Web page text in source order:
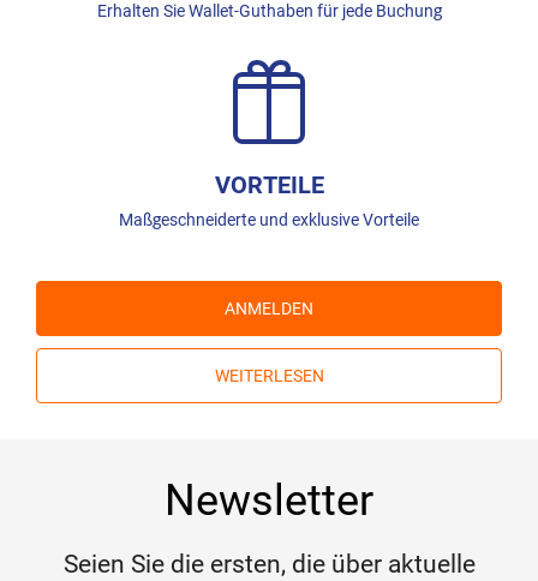
Erhalten Sie Wallet-Guthaben für jede Buchung
VORTEILE
Maßgeschneiderte und exklusive Vorteile
ANMELDEN
WEITERLESEN
Newsletter
Seien Sie die ersten, die über aktuelle